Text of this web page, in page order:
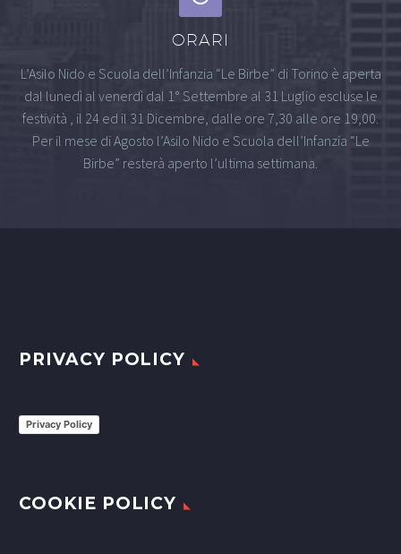
ORARI
L’Asilo Nido e Scuola dell’Infanzia “Le Birbe” di Torino è aperta
dal lunedì al venerdì dal 1° Settembre al 31 Luglio escluse le
festività , il 24 ed il 31 Dicembre, dalle ore 7,30 alle ore 19,00.
Per il mese di Agosto l’Asilo Nido e Scuola dell’Infanzia “Le
Birbe” resterà aperto l’ultima settimana.
PRIVACY POLICY
Privacy Policy
COOKIE POLICY